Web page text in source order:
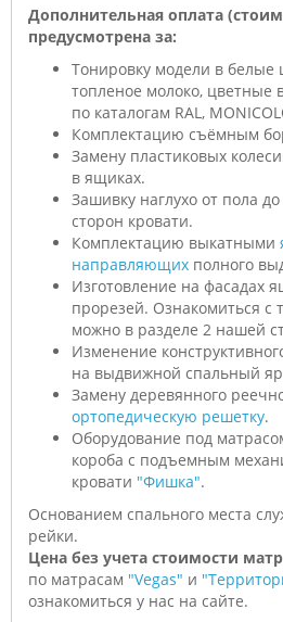
Дополнительная оплата
предусмотрена за:
Тонировку модели в белые
топленое молоко, цветные
по каталогам RAL,
Комплектацию съёмным
Замену пластиковых
в ящиках.
Зашивку наглухо от пола
сторон кровати.
Комплектацию выкатными
направляющих полного
Изготовление на фасадах
прорезей. Ознакомиться с
можно в разделе 2 нашей
Изменение
на выдвижной спальный
Замену деревянного
ортопедическую решетку.
Оборудование под
короба с подъемным
кровати "Фишка".
Основанием спального места
рейки.
Цена без учета стоимости
по матрасам "Vegas" и
ознакомиться у нас на сайте.